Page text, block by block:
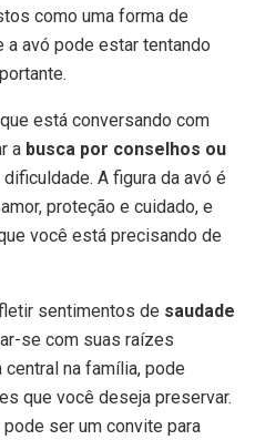
como uma forma de
a avó pode estar tentando
está conversando com
a busca por conselhos ou
A figura da avó é
proteção e cuidado, e
você está precisando de
sentimentos de saudade
se com suas raízes
na família, pode
que você deseja preservar.
ser um convite para